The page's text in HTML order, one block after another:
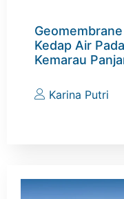
Kedap Air
Kemarau
Karina Putri